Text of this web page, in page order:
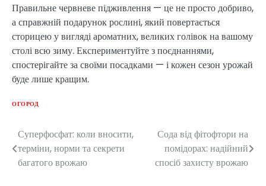
Правильне червневе підживлення — це не просто добриво,
а справжній подарунок рослині, який повертається
сторицею у вигляді ароматних, великих голівок на вашому
столі всю зиму. Експериментуйте з поєднаннями,
спостерігайте за своїми посадками — і кожен сезон урожай
буде лише кращим.
ОГОРОД
Post
navigation
Суперфосфат: коли вносити,
терміни, норми та секрети
багатого врожаю
Сода від фітофтори на
помідорах: надійний
спосіб захисту врожаю